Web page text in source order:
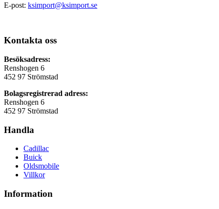
E-post: ksimport@ksimport.se
Kontakta oss
Besöksadress:
Renshogen 6
452 97 Strömstad
Bolagsregistrerad adress:
Renshogen 6
452 97 Strömstad
Handla
Cadillac
Buick
Oldsmobile
Villkor
Information